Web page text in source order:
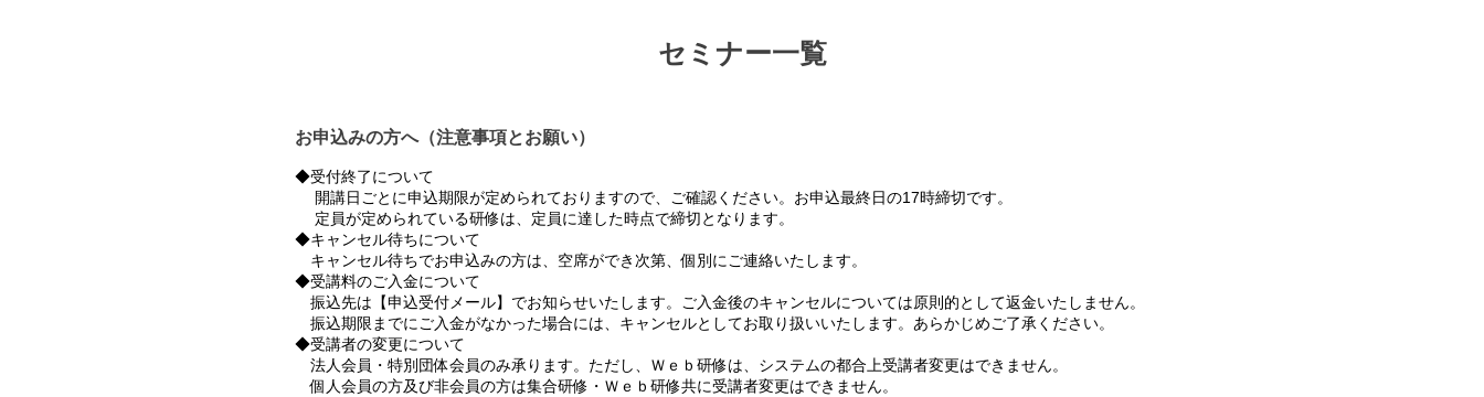
セミナー一覧
お申込みの方へ（注意事項とお願い）
◆受付終了について
開講日ごとに申込期限が定められておりますので、ご確認ください。お申込最終日の17時締切です。
定員が定められている研修は、定員に達した時点で締切となります。
◆キャンセル待ちについて
キャンセル待ちでお申込みの方は、空席ができ次第、個別にご連絡いたします。
◆受講料のご入金について
振込先は【申込受付メール】でお知らせいたします。ご入金後のキャンセルについては原則的として返金いたしません。
振込期限までにご入金がなかった場合には、キャンセルとしてお取り扱いいたします。あらかじめご了承ください。
◆受講者の変更について
法人会員・特別団体会員のみ承ります。ただし、Ｗｅｂ研修は、システムの都合上受講者変更はできません。
個人会員の方及び非会員の方は集合研修・Ｗｅｂ研修共に受講者変更はできません。